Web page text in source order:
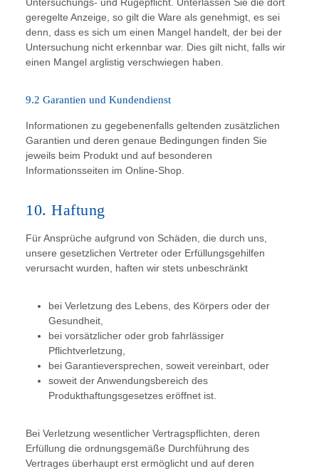
geregelte Anzeige, so gilt die Ware als genehmigt, es sei
denn, dass es sich um einen Mangel handelt, der bei der
Untersuchung nicht erkennbar war. Dies gilt nicht, falls wir
einen Mangel arglistig verschwiegen haben.
9.2 Garantien und Kundendienst
Informationen zu gegebenenfalls geltenden zusätzlichen
Garantien und deren genaue Bedingungen finden Sie
jeweils beim Produkt und auf besonderen
Informationsseiten im Online-Shop.
10. Haftung
Für Ansprüche aufgrund von Schäden, die durch uns,
unsere gesetzlichen Vertreter oder Erfüllungsgehilfen
verursacht wurden, haften wir stets unbeschränkt
bei Verletzung des Lebens, des Körpers oder der
Gesundheit,
bei vorsätzlicher oder grob fahrlässiger
Pflichtverletzung,
bei Garantieversprechen, soweit vereinbart, oder
soweit der Anwendungsbereich des
Produkthaftungsgesetzes eröffnet ist.
Bei Verletzung wesentlicher Vertragspflichten, deren
Erfüllung die ordnungsgemäße Durchführung des
Vertrages überhaupt erst ermöglicht und auf deren